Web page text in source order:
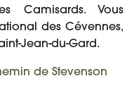
Camisards. Vous
des Cévennes,
Jean-du-Gard.
de Stevenson